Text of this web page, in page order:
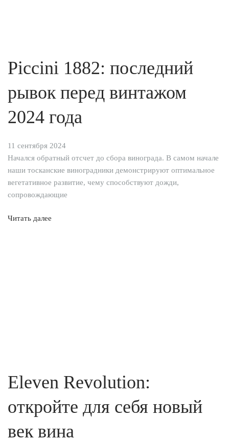
Piccini 1882: последний
рывок перед винтажом
2024 года
11 сентября 2024
Начался обратный отсчет до сбора винограда. В самом начале
наши тосканские виноградники демонстрируют оптимальное
вегетативное развитие, чему способствуют дожди,
сопровождающие
Читать далее
Eleven Revolution:
откройте для себя новый
век вина